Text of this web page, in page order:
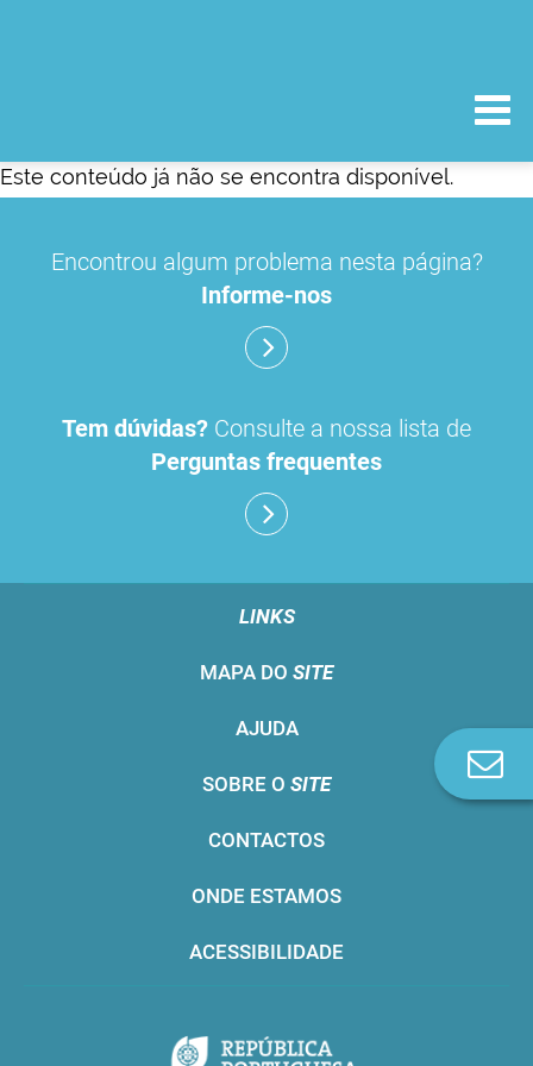
Este conteúdo já não se encontra disponível.
Encontrou algum problema nesta página?
Informe-nos
Tem dúvidas? Consulte a nossa lista de
Perguntas frequentes
LINKS
MAPA DO SITE
AJUDA
SOBRE O SITE
CONTACTOS
ONDE ESTAMOS
ACESSIBILIDADE